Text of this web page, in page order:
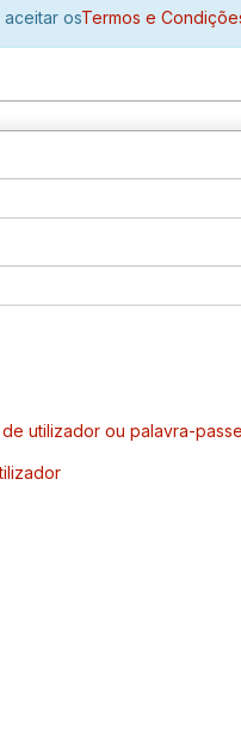
aceitar osTermos e
utilizador ou palavra-